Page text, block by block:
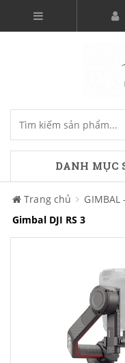
DANH MỤC
Trang chủ
GIMBAL
Gimbal DJI RS 3